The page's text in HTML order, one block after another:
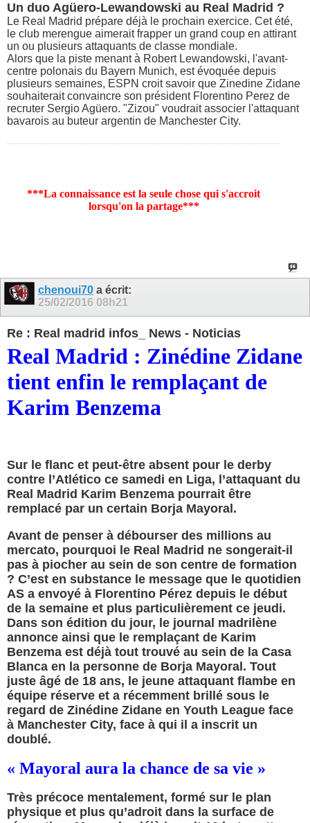
Un duo Agüero-Lewandowski au Real Madrid ?
Le Real Madrid prépare déjà le prochain exercice. Cet été,
le club merengue aimerait frapper un grand coup en attirant
un ou plusieurs attaquants de classe mondiale.
Alors que la piste menant à Robert Lewandowski, l'avant-
centre polonais du Bayern Munich, est évoquée depuis
plusieurs semaines, ESPN croit savoir que Zinedine Zidane
souhaiterait convaincre son président Florentino Perez de
recruter Sergio Agüero. "Zizou" voudrait associer l'attaquant
bavarois au buteur argentin de Manchester City.
***La connaissance est la seule chose qui s'accroit
lorsqu'on la partage***
chenoui70 a écrit:
25/02/2016 08h21
Re : Real madrid infos_ News - Noticias
Real Madrid : Zinédine Zidane
tient enfin le remplaçant de
Karim Benzema
Sur le flanc et peut-être absent pour le derby
contre l’Atlético ce samedi en Liga, l’attaquant du
Real Madrid Karim Benzema pourrait être
remplacé par un certain Borja Mayoral.
Avant de penser à débourser des millions au
mercato, pourquoi le Real Madrid ne songerait-il
pas à piocher au sein de son centre de formation
? C’est en substance le message que le quotidien
AS a envoyé à Florentino Pérez depuis le début
de la semaine et plus particulièrement ce jeudi.
Dans son édition du jour, le journal madrilène
annonce ainsi que le remplaçant de Karim
Benzema est déjà tout trouvé au sein de la Casa
Blanca en la personne de Borja Mayoral. Tout
juste âgé de 18 ans, le jeune attaquant flambe en
équipe réserve et a récemment brillé sous le
regard de Zinédine Zidane en Youth League face
à Manchester City, face à qui il a inscrit un
doublé.
« Mayoral aura la chance de sa vie »
Très précoce mentalement, formé sur le plan
physique et plus qu’adroit dans la surface de